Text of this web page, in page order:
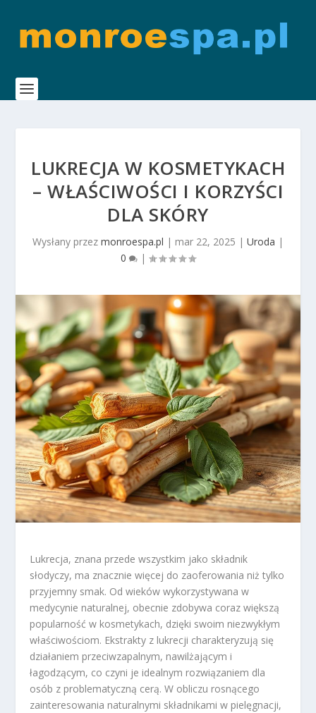
LUKRECJA W KOSMETYKACH
– WŁAŚCIWOŚCI I KORZYŚCI
DLA SKÓRY
Wysłany przez monroespa.pl | mar 22, 2025 | Uroda |
0
|
Lukrecja, znana przede wszystkim jako składnik
słodyczy, ma znacznie więcej do zaoferowania niż tylko
przyjemny smak. Od wieków wykorzystywana w
medycynie naturalnej, obecnie zdobywa coraz większą
popularność w kosmetykach, dzięki swoim niezwykłym
właściwościom. Ekstrakty z lukrecji charakteryzują się
działaniem przeciwzapalnym, nawilżającym i
łagodzącym, co czyni je idealnym rozwiązaniem dla
osób z problematyczną cerą. W obliczu rosnącego
zainteresowania naturalnymi składnikami w pielęgnacji,